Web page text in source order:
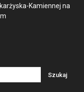
Kamiennej na